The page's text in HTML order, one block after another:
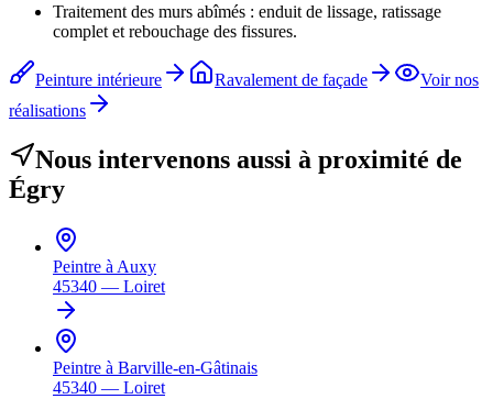
Traitement des murs abîmés : enduit de lissage, ratissage
complet et rebouchage des fissures.
Peinture intérieure Ravalement de façade
Voir nos
réalisations
Nous intervenons aussi à proximité de
Égry
Peintre à Auxy
45340 — Loiret
Peintre à Barville-en-Gâtinais
45340 — Loiret